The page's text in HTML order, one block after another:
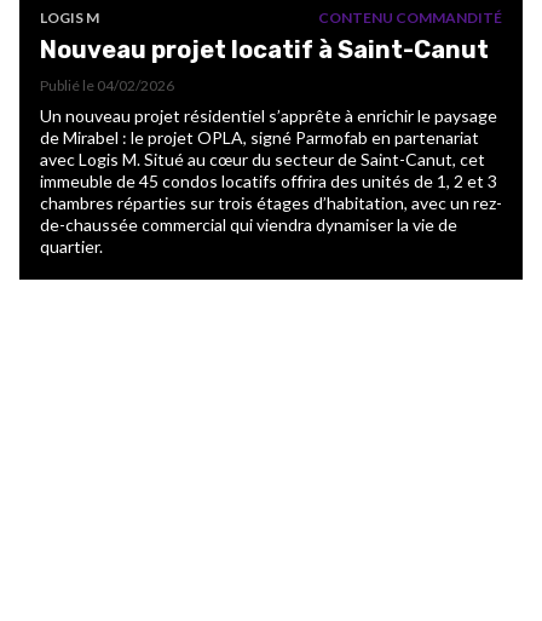
LOGIS M CONTENU COMMANDITÉ
Nouveau projet locatif à Saint-Canut
Publié le 04/02/2026
Un nouveau projet résidentiel s’apprête à enrichir le paysage
de Mirabel : le projet OPLA, signé Parmofab en partenariat
avec Logis M. Situé au cœur du secteur de Saint-Canut, cet
immeuble de 45 condos locatifs offrira des unités de 1, 2 et 3
chambres réparties sur trois étages d’habitation, avec un rez-
de-chaussée commercial qui viendra dynamiser la vie de
quartier.